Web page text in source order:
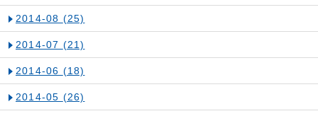
2014-08 (25)
2014-07 (21)
2014-06 (18)
2014-05 (26)